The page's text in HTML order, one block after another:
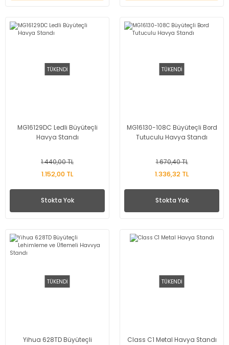
TÜKENDİ
MG16129DC Ledli Büyüteçli
Havya Standı
1.440,00 TL
1.152,00 TL
Stokta Yok
TÜKENDİ
MG16130-108C Büyüteçli Bord
Tutuculu Havya Standı
1.670,40 TL
1.336,32 TL
Stokta Yok
TÜKENDİ
Yihua 628TD Büyüteçli
TÜKENDİ
Class C1 Metal Havya Standı